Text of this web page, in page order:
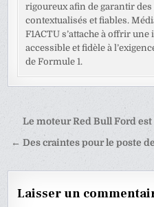
rigoureux afin de garantir
contextualisés et fiables.
F1ACTU s’attache à offrir
accessible et fidèle à
de Formule 1.
Navigation
de
Le moteur Red Bull Ford
← Des craintes pour le poste
Laisser un